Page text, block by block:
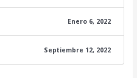
Enero 6, 2022
Septiembre 12, 2022